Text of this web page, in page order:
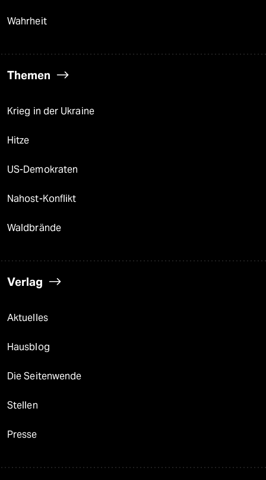
Wahrheit
Themen
Krieg in der Ukraine
Hitze
US-Demokraten
Nahost-Konflikt
Waldbrände
Verlag
Aktuelles
Hausblog
Die Seitenwende
Stellen
Presse